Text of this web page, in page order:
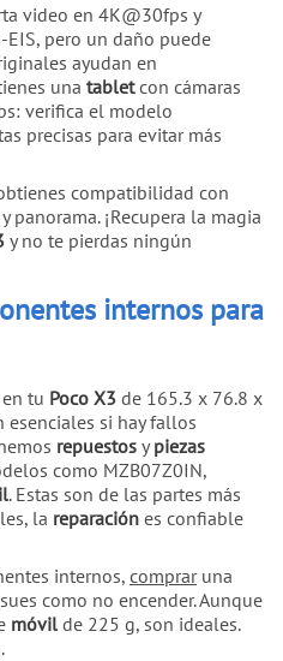
video en 4K@30fps y
pero un daño puede
ayudan en
una tabletcon cámaras
verifica el modelo
precisas para evitar más
compatibilidad con
panorama. ¡Recupera la magia
y no te pierdas ningún
internos para
tu Poco X3 de 165.3 x 76.8 x
esenciales si hay fallos
repuestos ypiezas
como MZB07Z0IN,
. Estas son de las partes más
la reparación es confiable
internos, compraruna
como no encender. Aunque
móvil de 225 g, son ideales.